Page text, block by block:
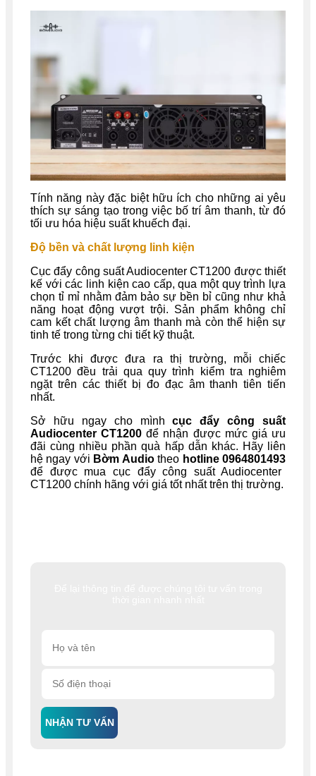
NHẬN TƯ VẤN
Tính năng này đặc biệt hữu ích cho những ai yêu
thích sự sáng tạo trong việc bố trí âm thanh, từ đó
tối ưu hóa hiệu suất khuếch đại.
Độ bền và chất lượng linh kiện
Cục đẩy công suất Audiocenter CT1200 được thiết
kế với các linh kiện cao cấp, qua một quy trình lựa
chọn tỉ mỉ nhằm đảm bảo sự bền bỉ cũng như khả
năng hoạt động vượt trội. Sản phẩm không chỉ
cam kết chất lượng âm thanh mà còn thể hiện sự
tinh tế trong từng chi tiết kỹ thuật.
Trước khi được đưa ra thị trường, mỗi chiếc
CT1200 đều trải qua quy trình kiểm tra nghiêm
ngặt trên các thiết bị đo đạc âm thanh tiên tiến
nhất.
Sở hữu ngay cho mình cục đẩy công suất
Audiocenter CT1200 để nhận được mức giá ưu
đãi cùng nhiều phần quà hấp dẫn khác. Hãy liên
hệ ngay với Bờm Audiotheo hotline 0964801493
để được mua cục đẩy công suất Audiocenter
CT1200 chính hãng với giá tốt nhất trên thị trường.